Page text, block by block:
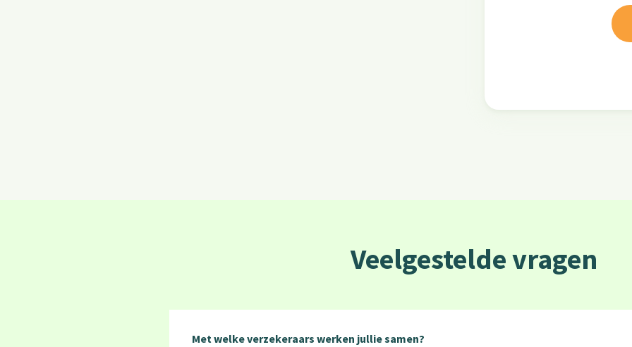
Veelgestelde vragen
Met welke verzekeraars werken jullie samen?